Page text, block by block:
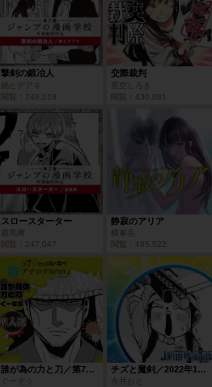
撃剣の鍛冶人
鍋ヒデアキ
閲覧： 248,218
交際裁判
星空しろき
閲覧： 430,081
スロースターター
遊馬爽
閲覧： 247,047
静寂のアリア
横峯岳
閲覧： 495,522
誰が為の力と刀／第7回 アナログ部門賞
ぐーぞう
チズと魔剣／2022年1月期JUMP新世界漫画賞
永井おと